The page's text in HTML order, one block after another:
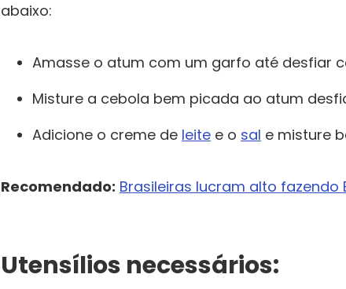
abaixo:
Amasse o atum com um garfo até desfiar
Misture a cebola bem picada ao atum
Adicione o creme de leite e o sal e misture
Recomendado: Brasileiras lucram alto fazendo
Utensílios necessários: